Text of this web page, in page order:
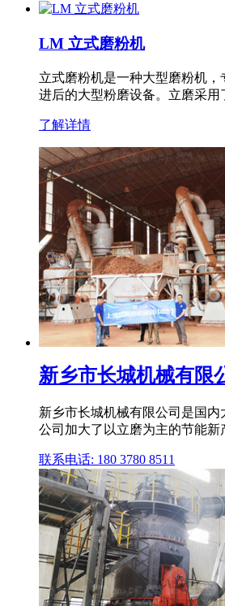
LM 立式磨粉机
立式磨粉机是一种大型磨粉机
进后的大型粉磨设备。立磨采
了解详情
新乡市长城机械有限
新乡市长城机械有限公司是国
公司加大了以立磨为主的节能
联系电话: 180 3780 8511